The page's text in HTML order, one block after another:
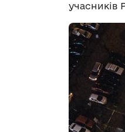
учасників